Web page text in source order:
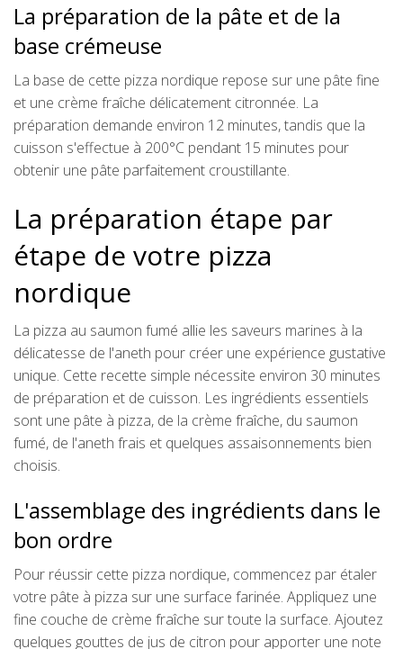
La préparation de la pâte et de la
base crémeuse
La base de cette pizza nordique repose sur une pâte fine
et une crème fraîche délicatement citronnée. La
préparation demande environ 12 minutes, tandis que la
cuisson s'effectue à 200°C pendant 15 minutes pour
obtenir une pâte parfaitement croustillante.
La préparation étape par
étape de votre pizza
nordique
La pizza au saumon fumé allie les saveurs marines à la
délicatesse de l'aneth pour créer une expérience gustative
unique. Cette recette simple nécessite environ 30 minutes
de préparation et de cuisson. Les ingrédients essentiels
sont une pâte à pizza, de la crème fraîche, du saumon
fumé, de l'aneth frais et quelques assaisonnements bien
choisis.
L'assemblage des ingrédients dans le
bon ordre
Pour réussir cette pizza nordique, commencez par étaler
votre pâte à pizza sur une surface farinée. Appliquez une
fine couche de crème fraîche sur toute la surface. Ajoutez
quelques gouttes de jus de citron pour apporter une note